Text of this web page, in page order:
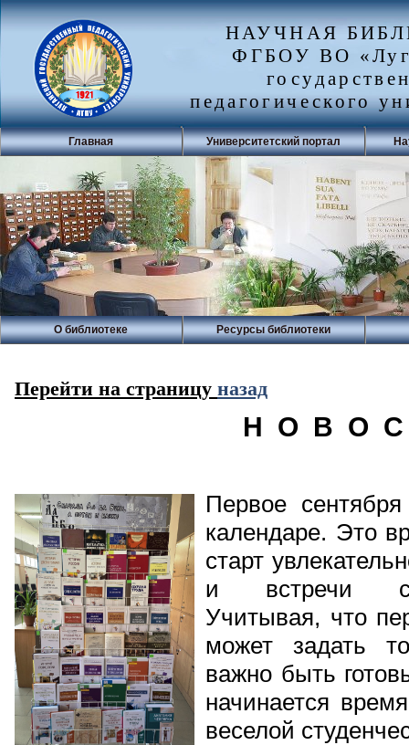
НАУЧНАЯ
ФГБОУ ВО
педагогического
Главная Университетский портал
О библиотеке Ресурсы библиотеки
Перейти на страницу назад
Н О В О
Первое
календаре. Это
старт
и встречи с
Учитывая, что
может задать
важно быть
начинается
веселой